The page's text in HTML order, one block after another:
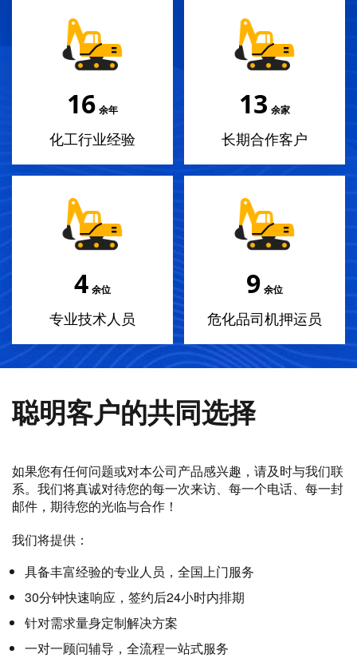
18 余年
化工行业经验
14 余家
长期合作客户
4 余位
专业技术人员
10 余位
危化品司机押运员
聪明客户的共同选择
如果您有任何问题或对本公司产品感兴趣，请及时与我们联
系。我们将真诚对待您的每一次来访、每一个电话、每一封
邮件，期待您的光临与合作！
我们将提供：
具备丰富经验的专业人员，全国上门服务
30分钟快速响应，签约后24小时内排期
针对需求量身定制解决方案
一对一顾问辅导，全流程一站式服务